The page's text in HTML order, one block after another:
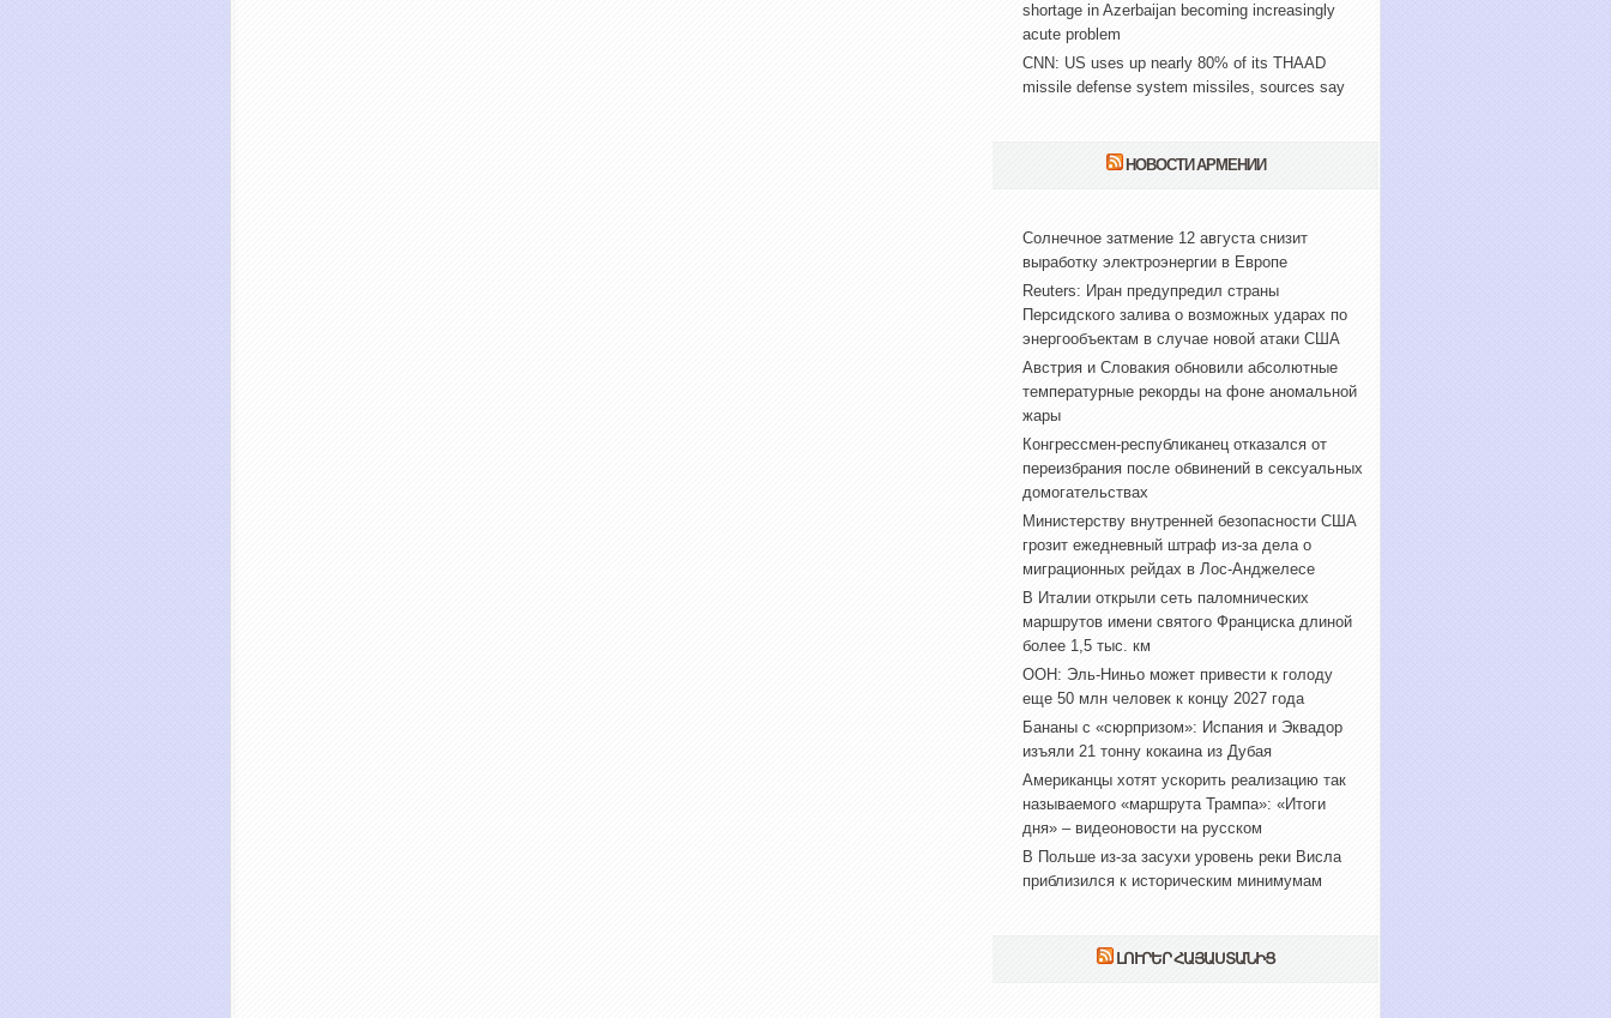
shortage in Azerbaijan becoming increasingly
acute problem
CNN: US uses up nearly 80% of its THAAD
missile defense system missiles, sources say
НОВОСТИ АРМЕНИИ
Солнечное затмение 12 августа снизит
выработку электроэнергии в Европе
Reuters: Иран предупредил страны
Персидского залива о возможных ударах по
энергообъектам в случае новой атаки США
Австрия и Словакия обновили абсолютные
температурные рекорды на фоне аномальной
жары
Конгрессмен-республиканец отказался от
переизбрания после обвинений в сексуальных
домогательствах
Министерству внутренней безопасности США
грозит ежедневный штраф из-за дела о
миграционных рейдах в Лос-Анджелесе
В Италии открыли сеть паломнических
маршрутов имени святого Франциска длиной
более 1,5 тыс. км
ООН: Эль-Ниньо может привести к голоду
еще 50 млн человек к концу 2027 года
Бананы с «сюрпризом»: Испания и Эквадор
изъяли 21 тонну кокаина из Дубая
Американцы хотят ускорить реализацию так
называемого «маршрута Трампа»: «Итоги
дня» – видеоновости на русском
В Польше из-за засухи уровень реки Висла
приблизился к историческим минимумам
ԼՈՒՐԵՐ ՀԱՅԱՍՏԱՆԻՑ